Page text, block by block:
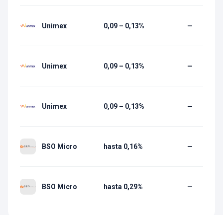
Unimex 0,09 – 0,13% —
Unimex 0,09 – 0,13% —
Unimex 0,09 – 0,13% —
BSO Micro hasta 0,16% —
BSO Micro hasta 0,29% —